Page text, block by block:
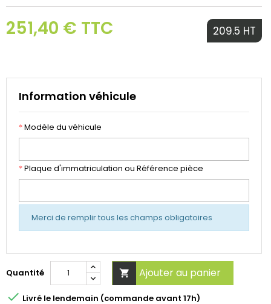
251,40 € TTC 209.5 HT
Information véhicule
*Modèle du véhicule
*Plaque d'immatriculation ou Référence pièce
Merci de remplir tous les champs obligatoires
Quantité  Ajouter au panier
 Livré le lendemain (commande avant 17h)